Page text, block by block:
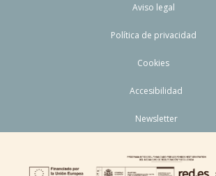
Aviso legal
Política de privacidad
Cookies
Accesibilidad
Newsletter